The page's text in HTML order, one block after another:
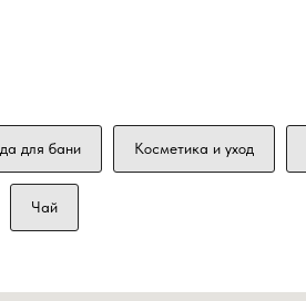
для бани Косметика и уход
Чай